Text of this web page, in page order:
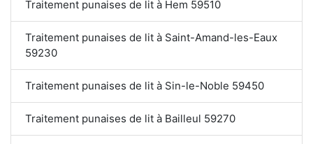
Traitement punaises de lit à Hem 59510
Traitement punaises de lit à Saint-Amand-les-Eaux
59230
Traitement punaises de lit à Sin-le-Noble 59450
Traitement punaises de lit à Bailleul 59270